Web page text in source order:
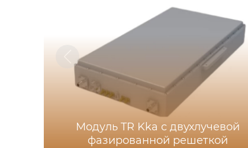
Модуль TR Kka с двухлучевой
фазированной решеткой